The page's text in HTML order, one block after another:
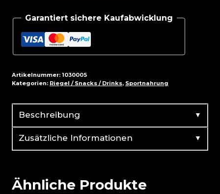
M
Protein
Bar
12x51g
Garantiert sichere Kaufabwicklung
Artikelnummer: 1030005
Kategorien: Riegel / Snacks / Drinks, Sportnahrung
Beschreibung ▼
Zusätzliche Informationen ▼
Ähnliche Produkte